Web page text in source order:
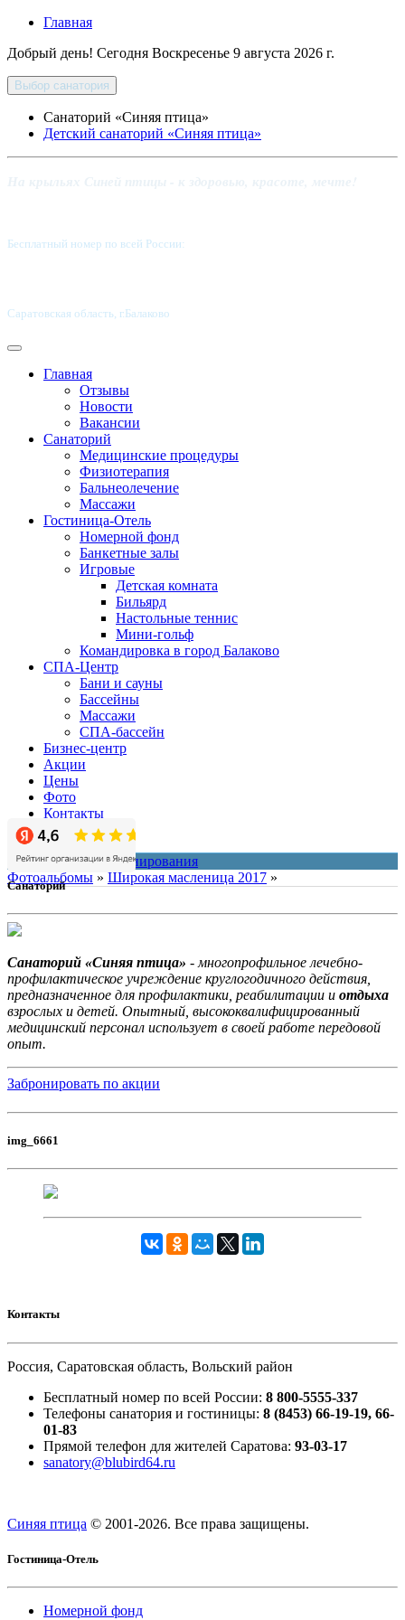
Главная
Добрый день! Сегодня Воскресенье 9 августа 2026 г.
Выбор санатория
Санаторий «Синяя птица»
Детский санаторий «Синяя птица»
Бесплатный номер по всей России:
Саратовская область, г.Балаково
Главная
Отзывы
Новости
Вакансии
Санаторий
Медицинские процедуры
Физиотерапия
Бальнеолечение
Массажи
Гостиница-Отель
Номерной фонд
Банкетные залы
Игровые
Детская комната
Бильярд
Настольные теннис
Мини-гольф
Командировка в город Балаково
СПА-Центр
Бани и сауны
Бассейны
Массажи
СПА-бассейн
Бизнес-центр
Акции
Цены
Фото
Контакты
О нас
система онлайн-бронирования
Фотоальбомы » Широкая масленица 2017 »
Санаторий
Санаторий «Синяя птица» - многопрофильное лечебно-
профилактическое учреждение круглогодичного действия,
предназначенное для профилактики, реабилитации и отдыха
взрослых и детей. Опытный, высококвалифицированный
медицинский персонал использует в своей работе передовой
опыт.
Забронировать по акции
img_6661
Контакты
Россия, Саратовская область, Вольский район
Бесплатный номер по всей России: 8 800-5555-337
Телефоны санатория и гостиницы: 8 (8453) 66-19-19, 66-
01-83
Прямой телефон для жителей Саратова: 93-03-17
sanatory@blubird64.ru
Синяя птица © 2001-2026. Все права защищены.
Гостиница-Отель
Номерной фонд